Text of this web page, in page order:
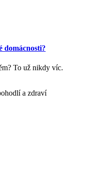
domácnosti?
To už nikdy víc.